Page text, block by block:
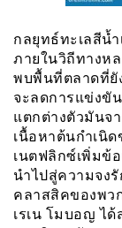
กลยุทธ์ทะเลสีน้
ภายในวิถีทางห
พบพื้นที่ตลาดที่ยั
จะลดการแข่งขั
แตกต่างตัวมันจ
เนื้อหาต้นกำเนิ
เนตฟลิกซ์เพิ่มข้
นำไปสู่ความจง
คลาสสิคของพวก
เรเน โมบอญ ได้